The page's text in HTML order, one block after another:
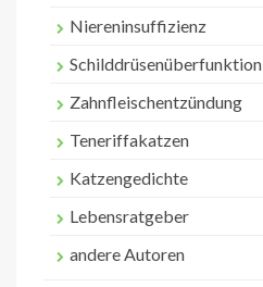
Niereninsuffizienz
Schilddrüsenüberfunktion
Zahnfleischentzündung
Teneriffakatzen
Katzengedichte
Lebensratgeber
andere Autoren